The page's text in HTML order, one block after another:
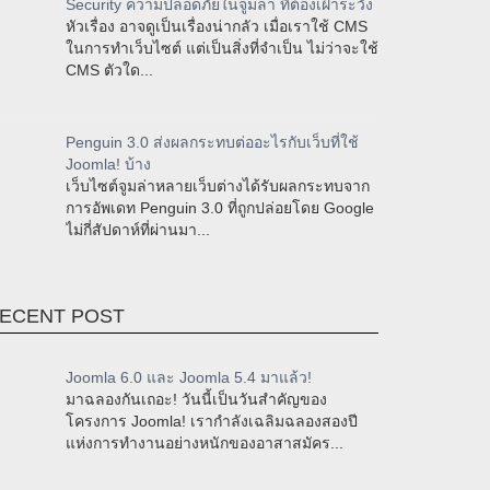
Security ความปลอดภัยในจูมล่า ที่ต้องเฝ้าระวัง
หัวเรื่อง อาจดูเป็นเรื่องน่ากลัว เมื่อเราใช้ CMS
ในการทำเว็บไซต์ แต่เป็นสิ่งที่จำเป็น ไม่ว่าจะใช้
CMS ตัวใด...
Penguin 3.0 ส่งผลกระทบต่ออะไรกับเว็บที่ใช้
Joomla! บ้าง
เว็บไซต์จูมล่าหลายเว็บต่างได้รับผลกระทบจาก
การอัพเดท Penguin 3.0 ที่ถูกปล่อยโดย Google
ไม่กี่สัปดาห์ที่ผ่านมา...
POST
Joomla 6.0 และ Joomla 5.4 มาแล้ว!
มาฉลองกันเถอะ! วันนี้เป็นวันสำคัญของ
โครงการ Joomla! เรากำลังเฉลิมฉลองสองปี
แห่งการทำงานอย่างหนักของอาสาสมัคร...